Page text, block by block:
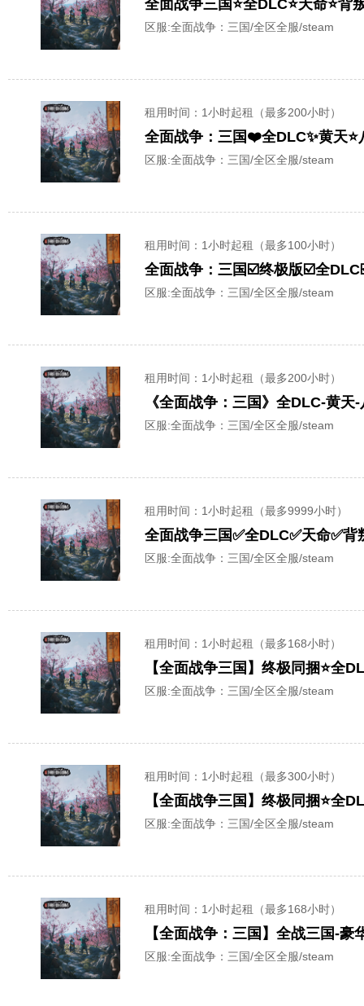
全面战争三国⭐全DLC⭐天命⭐背
区服:全面战争：三国/全区全服/steam
租用时间 ：1小时起租（最多200小时）
全面战争：三国❤️全DLC✨黄天⭐️
区服:全面战争：三国/全区全服/steam
租用时间 ：1小时起租（最多100小时）
全面战争：三国☑️终极版☑️全
区服:全面战争：三国/全区全服/steam
租用时间 ：1小时起租（最多200小时）
《全面战争：三国》全DLC-黄
区服:全面战争：三国/全区全服/steam
租用时间 ：1小时起租（最多9999小时）
区服:全面战争：三国/全区全服/steam
租用时间 ：1小时起租（最多168小时）
【全面战争三国】终极同捆⭐全
区服:全面战争：三国/全区全服/steam
租用时间 ：1小时起租（最多300小时）
【全面战争三国】终极同捆⭐全
区服:全面战争：三国/全区全服/steam
租用时间 ：1小时起租（最多168小时）
【全面战争：三国】全战三国-
区服:全面战争：三国/全区全服/steam